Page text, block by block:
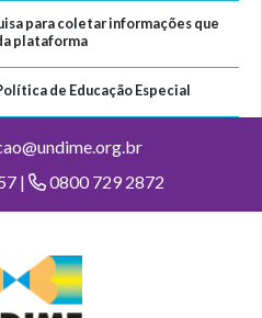
para coletar informações que
plataforma
de Educação Especial
|
0800 729 2872